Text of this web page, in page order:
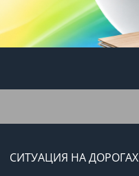
СИТУАЦИЯ НА ДОРОГАХ